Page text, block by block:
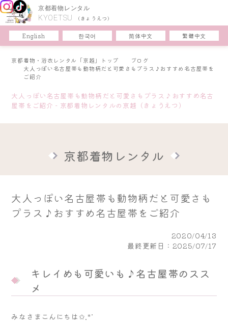
京都着物レンタル
KYOETSU (きょうえつ)
English 한국어 简体中文 繁體中文
京都着物・浴衣レンタル「京越」トップ
ブログ
大人っぽい名古屋帯も動物柄だと可愛さもプラス♪おすすめ名古屋帯を
ご紹介
大人っぽい名古屋帯も動物柄だと可愛さもプラス♪おすすめ名古
屋帯をご紹介 - 京都着物レンタルの京越（きょうえつ）
京都着物レンタル
大人っぽい名古屋帯も動物柄だと可愛さも
プラス♪おすすめ名古屋帯をご紹介
2020/04/13
最終更新日：2025/07/17
キレイめも可愛いも♪名古屋帯のスス
メ
みなさまこんにちは✩.*˚